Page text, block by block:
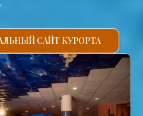
САЙТ КУРОРТА